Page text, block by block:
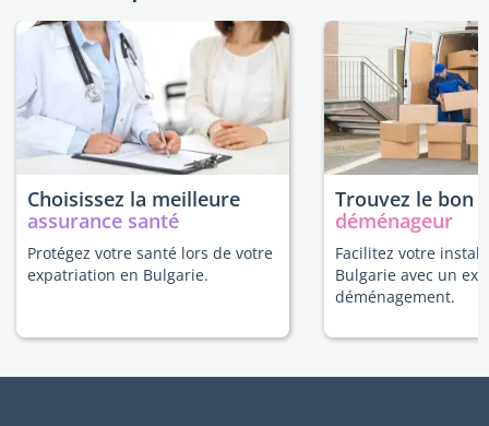
Choisissez la meilleure
assurance santé
Protégez votre santé lors de votre
expatriation en Bulgarie.
Trouvez le bon
déménageur
Facilitez votre
Bulgarie avec un
déménagement.